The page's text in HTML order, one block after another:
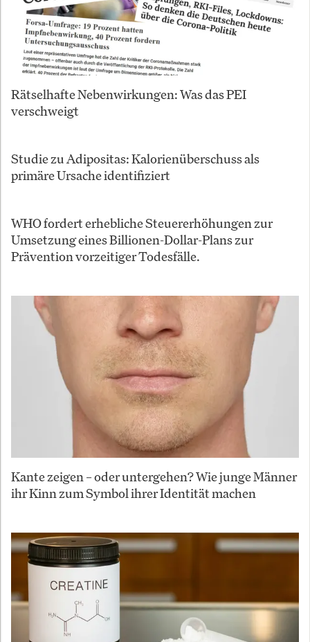
Rätselhafte Nebenwirkungen: Was das PEI
verschweigt
Studie zu Adipositas: Kalorienüberschuss als
primäre Ursache identifiziert
WHO fordert erhebliche Steuererhöhungen zur
Umsetzung eines Billionen-Dollar-Plans zur
Prävention vorzeitiger Todesfälle.
Kante zeigen – oder untergehen? Wie junge Männer
ihr Kinn zum Symbol ihrer Identität machen